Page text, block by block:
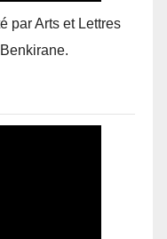
par Arts et Lettres